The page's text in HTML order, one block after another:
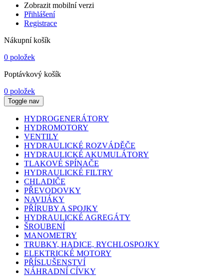
Zobrazit mobilní verzi
Přihlášení
Registrace
Nákupní košík
0 položek
Poptávkový košík
0 položek
Toggle nav
HYDROGENERÁTORY
HYDROMOTORY
VENTILY
HYDRAULICKÉ ROZVÁDĚČE
HYDRAULICKÉ AKUMULÁTORY
TLAKOVÉ SPÍNAČE
HYDRAULICKÉ FILTRY
CHLADIČE
PŘEVODOVKY
NAVIJÁKY
PŘÍRUBY A SPOJKY
HYDRAULICKÉ AGREGÁTY
ŠROUBENÍ
MANOMETRY
TRUBKY, HADICE, RYCHLOSPOJKY
ELEKTRICKÉ MOTORY
PŘÍSLUŠENSTVÍ
NÁHRADNÍ CÍVKY